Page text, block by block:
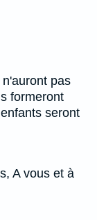
pas
formeront
seront
A vous et à